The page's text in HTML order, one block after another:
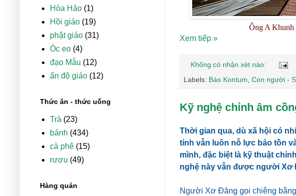
Ông A Khunh
Xem tiếp »
Không có nhận xét nào:
Labels: Báo Kontum Con người -
Kỹ nghệ chỉnh âm
Thời gian qua, dù xã hội có
tỉnh vẫn luôn nỗ lực bảo tồn
mình, đặc biệt là kỹ thuật
nghệ này vẫn được người Xơ
Người Xơ Đăng gọi chiêng
Hòa Hảo (1)
Hồi giáo (19)
phật giáo (31)
Óc eo (4)
đạo Mẫu (12)
ấn độ giáo (12)
Thức ăn - thức uống
Trà (23)
bánh (434)
cà phê (15)
rượu (49)
Hàng quán